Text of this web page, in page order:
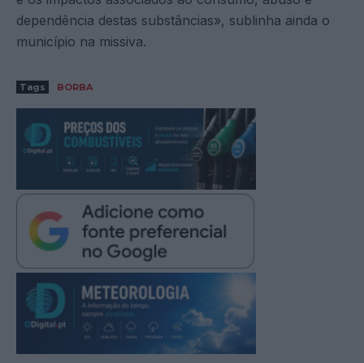
dependência destas substâncias», sublinha ainda o
município na missiva.
Tags BORBA